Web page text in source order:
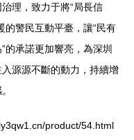
理，致力于將“局長信
的警民互動平臺，讓“民有
的承諾更加響亮，為深圳
源源不斷的動力，持續增
product/54.html